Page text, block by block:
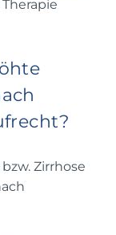
Zirrhose